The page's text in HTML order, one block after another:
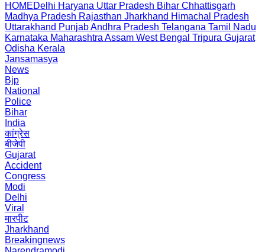
HOMEDelhi Haryana Uttar Pradesh Bihar Chhattisgarh
Madhya Pradesh Rajasthan Jharkhand Himachal Pradesh
Uttarakhand PunjabAndhra Pradesh Telangana Tamil Nadu
Karnataka Maharashtra Assam West Bengal Tripura Gujarat
Odisha Kerala
Jansamasya
News
Bjp
National
Police
Bihar
India
कांग्रेस
बीजेपी
Gujarat
Accident
Congress
Modi
Delhi
Viral
मारपीट
Jharkhand
Breakingnews